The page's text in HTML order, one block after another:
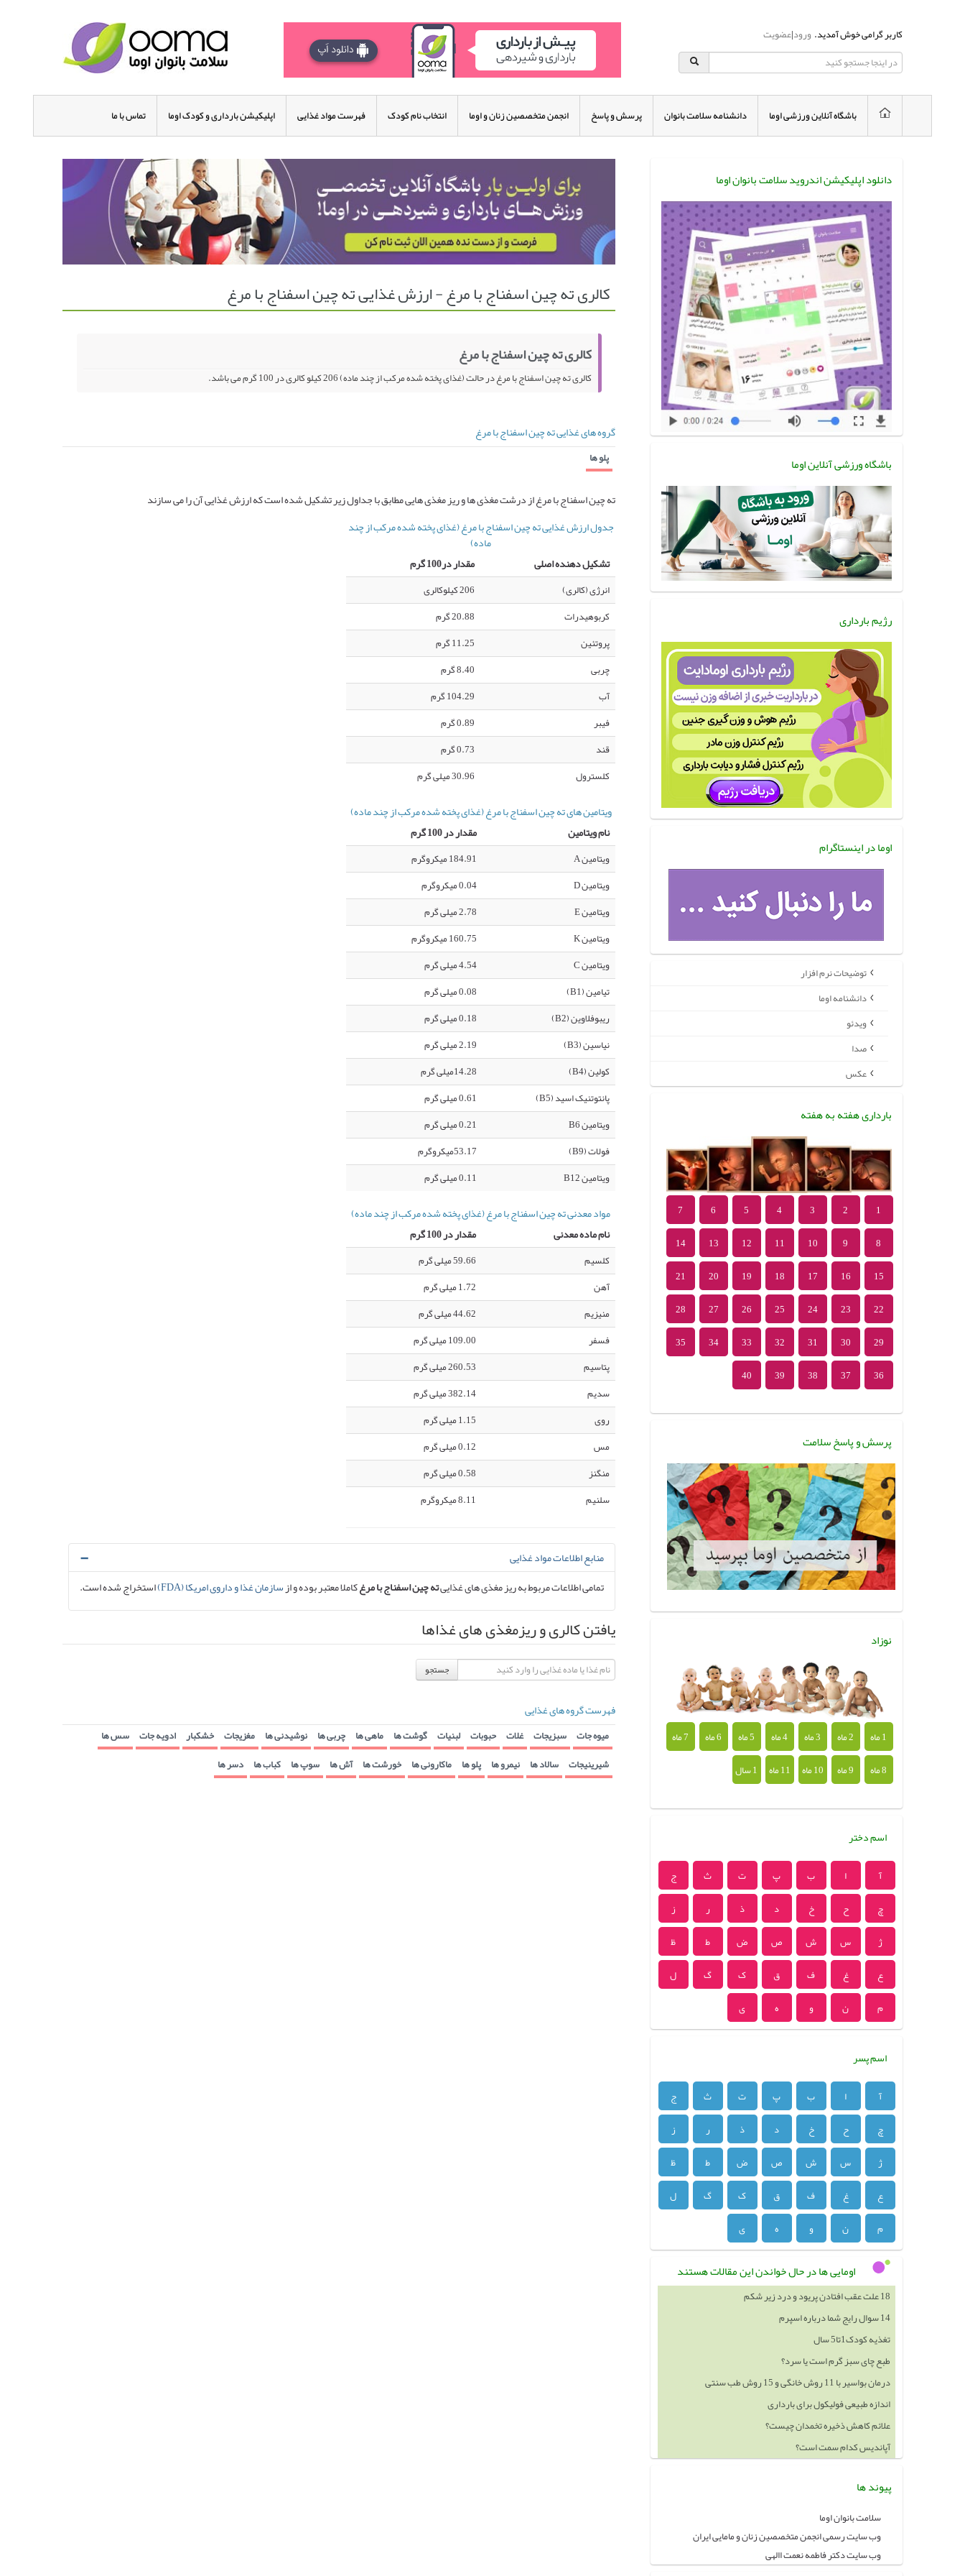
کاربر گرامی خوش آمدید.ورود|عضویت
باشگاه آنلاین ورزشی اوما دانشنامه سلامت بانوان پرسش و پاسخ انجمن متخصصین زنان و اوما انتخاب نام کودک فهرست مواد غذایی اپلیکیشن بارداری و کودک اوما تماس با ما
کالری ته چین اسفناج با مرغ - ارزش غذایی ته چین اسفناج با مرغ
کالری ته چین اسفناج با مرغ
کالری ته چین اسفناج با مرغ در حالت (غذای پخته شده مرکب از چند ماده) 206 کیلو کالری در 100 گرم می باشد.
گروه های غذایی ته چین اسفناج با مرغ
پلو ها
ته چین اسفناج با مرغ از درشت مغذی ها و ریز مغذی هایی مطابق با جداول زیر تشکیل شده است که ارزش غذایی آن را می سازند
جدول ارزش غذایی ته چین اسفناج با مرغ (غذای پخته شده مرکب از چند
ماده)
تشکیل دهنده اصلی
مقدار در100 گرم
انرژی (کالری)
206 کیلوکالری
کربوهیدرات
20.88 گرم
پروتئین
11.25 گرم
چربی
8.40 گرم
آب
104.29 گرم
فیبر
0.89 گرم
قند
0.73 گرم
کلسترول
30.96 میلی گرم
ویتامین های ته چین اسفناج با مرغ (غذای پخته شده مرکب از چند ماده)
نام ویتامین
مقدار در 100 گرم
ویتامین A
184.91 میکروگرم
ویتامین D
0.04 میکروگرم
ویتامین E
2.78 میلی گرم
ویتامین K
160.75 میکروگرم
ویتامین C
4.54 میلی گرم
تیامین (B1)
0.08 میلی گرم
ریبوفلاوین (B2)
0.18 میلی گرم
نیاسین (B3)
2.19 میلی گرم
کولین (B4)
14.28میلی گرم
پانتوتنیک اسید (B5)
0.61 میلی گرم
ویتامین B6
0.21 میلی گرم
فولات (B9)
53.17میکروگرم
ویتامین B12
0.11 میلی گرم
مواد معدنی ته چین اسفناج با مرغ (غذای پخته شده مرکب از چند ماده)
نام ماده معدنی
مقدار در 100 گرم
کلسیم
59.66 میلی گرم
آهن
1.72 میلی گرم
منیزیم
44.62 میلی گرم
فسفر
109.00 میلی گرم
پتاسیم
260.53 میلی گرم
سدیم
382.14 میلی گرم
روی
1.15 میلی گرم
مس
0.12 میلی گرم
منگنز
0.58 میلی گرم
سلنیم
8.11 میکروگرم
منابع اطلاعات مواد غذایی
تمامی اطلاعات مربوط به ریز مغذی های غذاییته چین اسفناج با مرغکاملا معتبر بوده و ازسازمان غذا و داروی امریکا (FDA) استخراج شده است.
یافتن کالری و ریزمغذی های غذاها
جستجو
فهرست گروه های غذایی
میوه جات سبزیجات غلات حبوبات لبنیات گوشت ها ماهی ها چربی ها نوشیدنی ها مغزیجات خشکبار ادویه جات سس ها
شیرینیجات سالاد ها نیمرو ها پلو ها ماکارونی ها خورشت ها آش ها سوپ ها کباب ها دسر ها
دانلود اپلیکیشن اندروید سلامت بانوان اوما
باشگاه ورزشی آنلاین اوما
رژیم بارداری
اوما در اینستاگرام
توضیحات نرم افزار
دانشنامه اوما
ویدئو
صدا
عکس
بارداری هفته به هفته
1
2
3
4
5
6
7
8
9
10
11
12
13
14
15
16
17
18
19
20
21
22
23
24
25
26
27
28
29
30
31
32
33
34
35
36
37
38
39
40
پرسش و پاسخ سلامت
نوزاد
1 ماه 2 ماه 3 ماه 4 ماه 5 ماه 6 ماه
7 ماه
8 ماه
9 ماه 10 ماه 11 ماه 1 سال
اسم دختر
آ ا ب پ ت ث
ج
چ
ح خ د ذ ر
ز
ژ
س ش ص ض ط
ظ
ع
غ ف ق ک گ
ل
م
ن و ه ی
اسم پسر
آ ا ب پ ت ث
ج
چ
ح خ د ذ ر
ز
ژ
س ش ص ض ط
ظ
ع
غ ف ق ک گ
ل
م
ن و ه ی
اومایی ها در حال خواندن این مقالات هستند
18 علت عقب افتادن پریود و درد زیر شکم
14 سوال رایج شما درباره اسپرم
تغذیه کودک1تا5 سال
طبع چای سبز گرم است یا سرد؟
درمان بواسیر با 11 روش خانگی و 15 روش طب سنتی
اندازه طبیعی فولیکول برای بارداری
علائم کاهش ذخیره تخمدان چیست؟
آپاندیس کدام سمت است؟
پیوند ها
سلامت بانوان اوما
وب سایت رسمی انجمن متخصصین زنان و مامایی ایران
وب سایت دکتر فاطمه نعمت االهی